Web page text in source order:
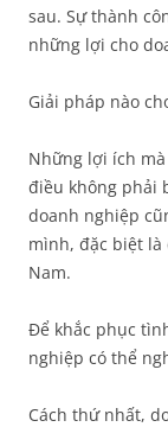
sau. Sự thành
những lợi cho
Giải pháp nào
Những lợi ích
điều không phải
doanh nghiệp
mình, đặc biệt là
Nam.
Để khắc phục
nghiệp có thể
Cách thứ nhất,